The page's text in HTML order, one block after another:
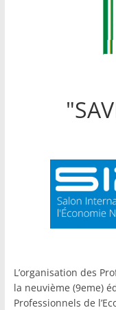
L’organisation des
la neuvième (9eme)
Professionnels de